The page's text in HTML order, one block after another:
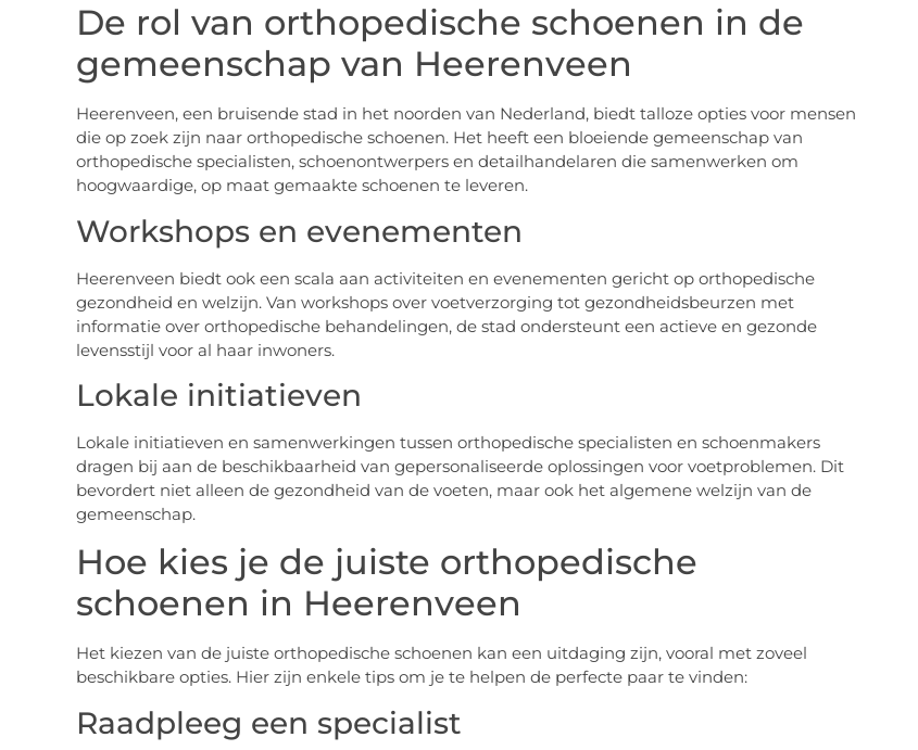
De rol van orthopedische schoenen in de
gemeenschap van Heerenveen
Heerenveen, een bruisende stad in het noorden van Nederland, biedt talloze opties voor mensen
die op zoek zijn naar orthopedische schoenen. Het heeft een bloeiende gemeenschap van
orthopedische specialisten, schoenontwerpers en detailhandelaren die samenwerken om
hoogwaardige, op maat gemaakte schoenen te leveren.
Workshops en evenementen
Heerenveen biedt ook een scala aan activiteiten en evenementen gericht op orthopedische
gezondheid en welzijn. Van workshops over voetverzorging tot gezondheidsbeurzen met
informatie over orthopedische behandelingen, de stad ondersteunt een actieve en gezonde
levensstijl voor al haar inwoners.
Lokale initiatieven
Lokale initiatieven en samenwerkingen tussen orthopedische specialisten en schoenmakers
dragen bij aan de beschikbaarheid van gepersonaliseerde oplossingen voor voetproblemen. Dit
bevordert niet alleen de gezondheid van de voeten, maar ook het algemene welzijn van de
gemeenschap.
Hoe kies je de juiste orthopedische
schoenen in Heerenveen
Het kiezen van de juiste orthopedische schoenen kan een uitdaging zijn, vooral met zoveel
beschikbare opties. Hier zijn enkele tips om je te helpen de perfecte paar te vinden:
Raadpleeg een specialist